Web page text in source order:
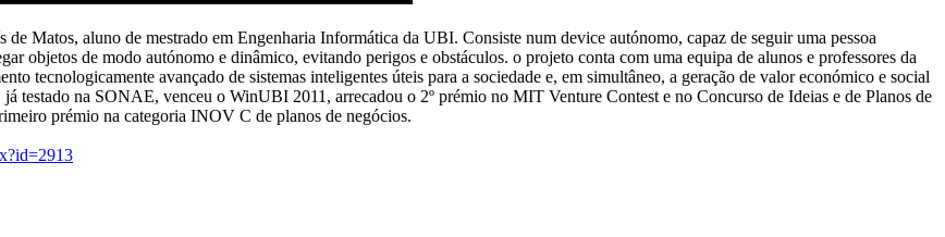
Matos, aluno de mestrado em Engenharia Informática da UBI. Consiste num device autónomo, capaz de seguir uma pessoa
objetos de modo autónomo e dinâmico, evitando perigos e obstáculos. o projeto conta com uma equipa de alunos e professores da
tecnologicamente avançado de sistemas inteligentes úteis para a sociedade e, em simultâneo, a geração de valor económico e social
testado na SONAE, venceu o WinUBI 2011, arrecadou o 2º prémio no MIT Venture Contest e no Concurso de Ideias e de Planos de
prémio na categoria INOV C de planos de negócios.